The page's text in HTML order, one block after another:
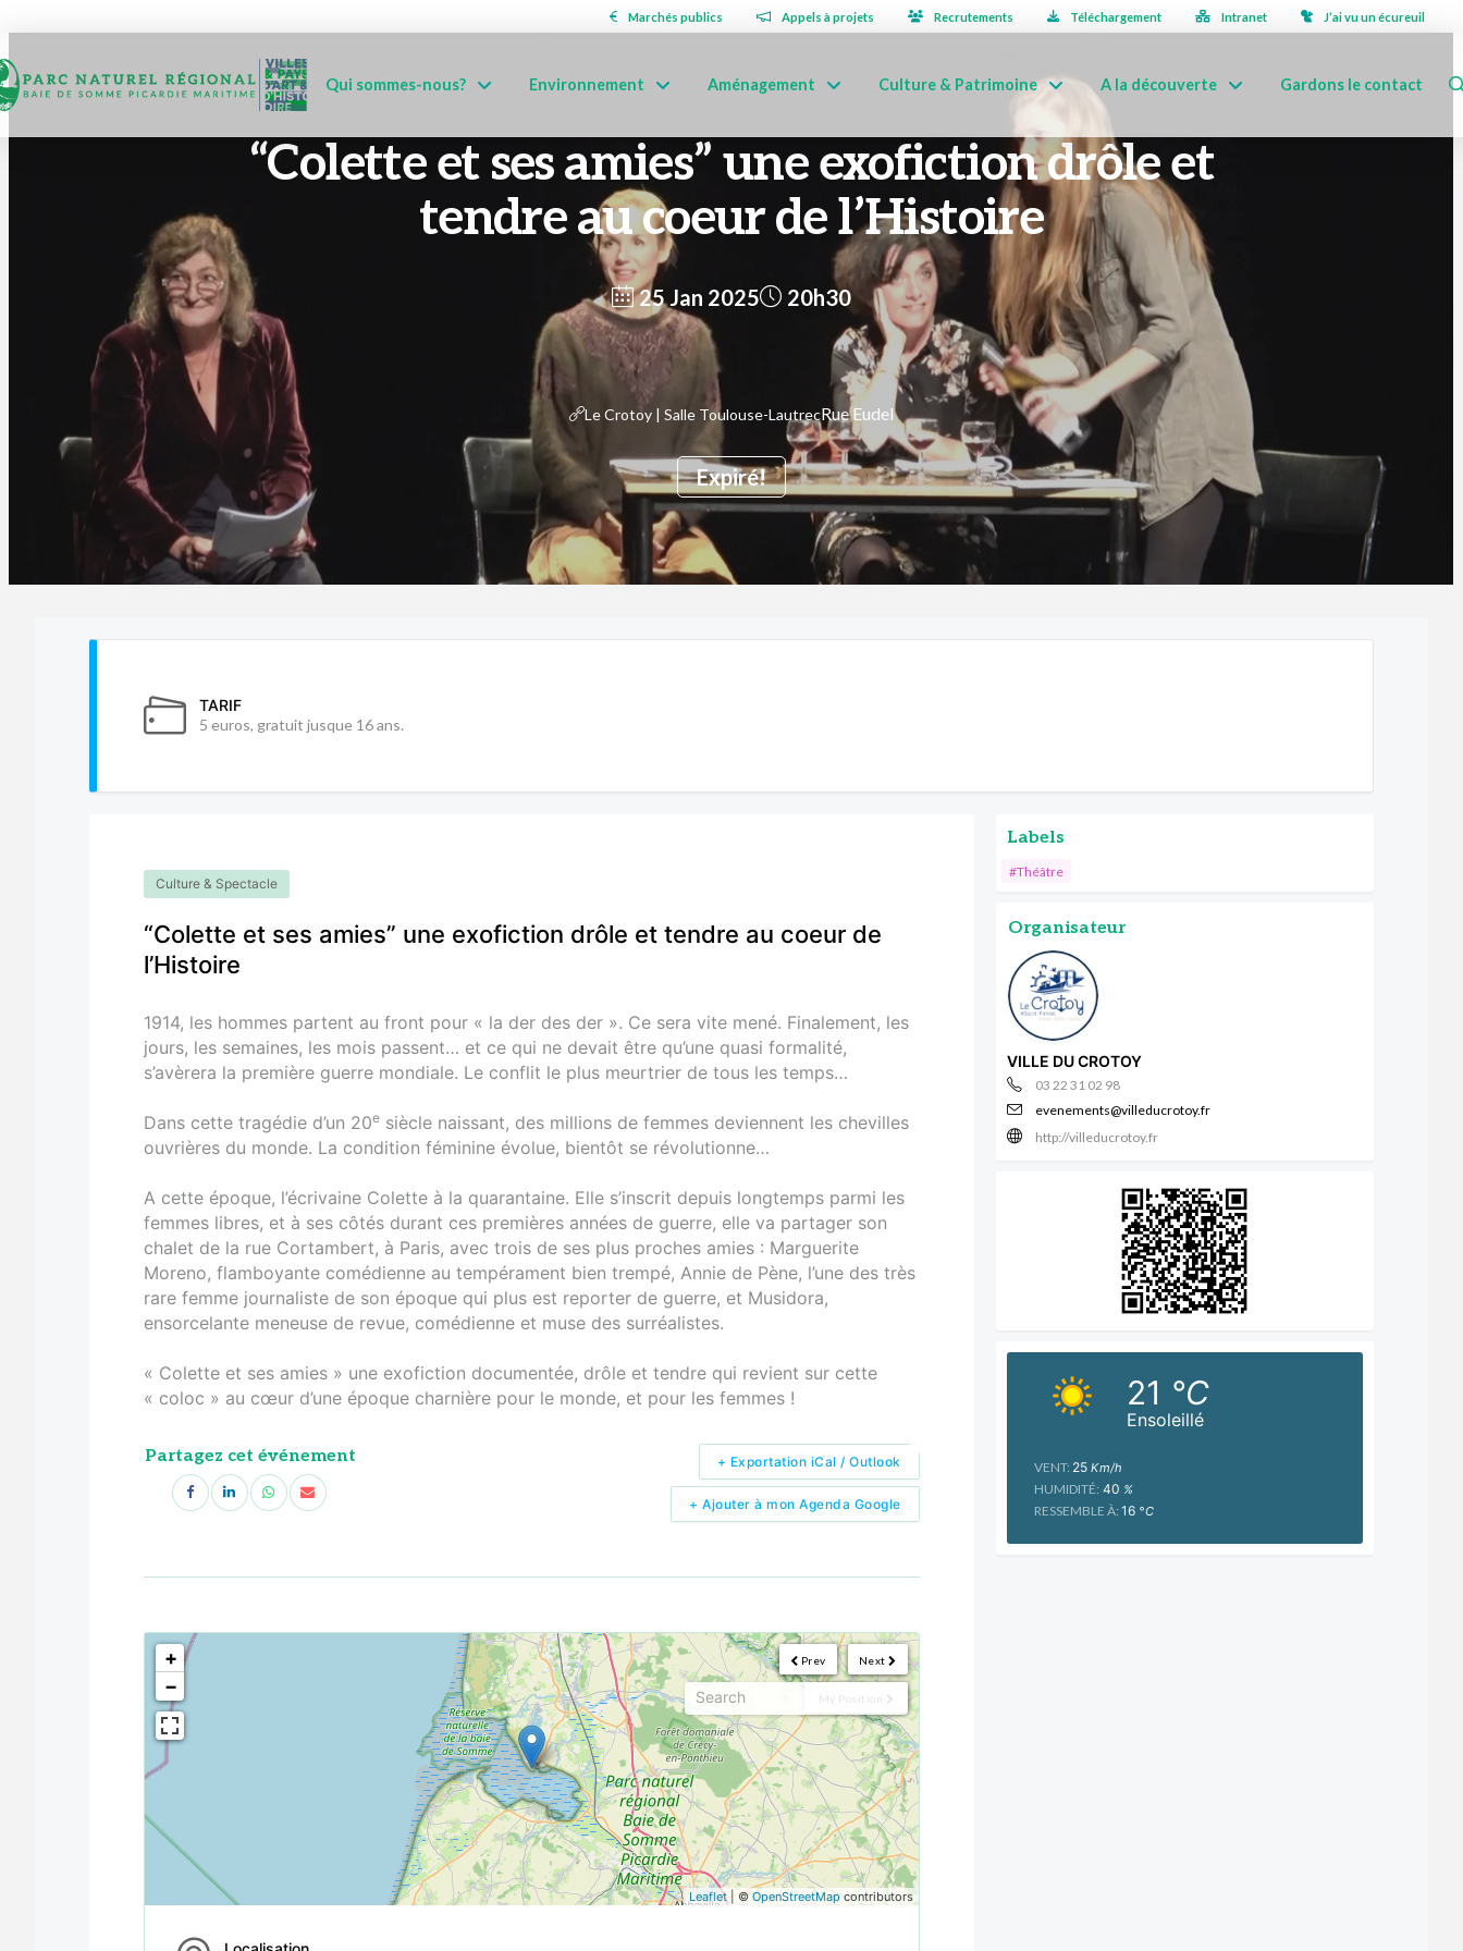
Marchés publics Appels à projets Recrutements Téléchargement Intranet J’ai vu un écureuil
Qui sommes-nous? Environnement Aménagement Culture & Patrimoine A la découverte Gardons le contact
“Colette et ses amies” une exofiction drôle et
tendre au coeur de l’Histoire
25 Jan 2025
Expiré!
20h30
Le Crotoy | Salle Toulouse-LautrecRue Eudel
TARIF
5 euros, gratuit jusque 16 ans.
Culture & Spectacle
“Colette et ses amies” une exofiction drôle et tendre au coeur de
l’Histoire
1914, les hommes partent au front pour « la der des der ». Ce sera vite mené. Finalement, les
jours, les semaines, les mois passent… et ce qui ne devait être qu’une quasi formalité,
s’avèrera la première guerre mondiale. Le conflit le plus meurtrier de tous les temps…
Dans cette tragédie d’un 20e siècle naissant, des millions de femmes deviennent les chevilles
ouvrières du monde. La condition féminine évolue, bientôt se révolutionne…
A cette époque, l’écrivaine Colette à la quarantaine. Elle s’inscrit depuis longtemps parmi les
femmes libres, et à ses côtés durant ces premières années de guerre, elle va partager son
chalet de la rue Cortambert, à Paris, avec trois de ses plus proches amies : Marguerite
Moreno, flamboyante comédienne au tempérament bien trempé, Annie de Pène, l’une des très
rare femme journaliste de son époque qui plus est reporter de guerre, et Musidora,
ensorcelante meneuse de revue, comédienne et muse des surréalistes.
« Colette et ses amies » une exofiction documentée, drôle et tendre qui revient sur cette
« coloc » au cœur d’une époque charnière pour le monde, et pour les femmes !
Partagez cet événement
+ Ajouter à mon Agenda Google
+ Exportation iCal / Outlook
Next
Prev
My Position
<!---->
+
−
Leaflet| © OpenStreetMap contributors
Labels
#Théâtre
Organisateur
VILLE DU CROTOY
03 22 31 02 98
evenements@villeducrotoy.fr
http://villeducrotoy.fr
Ensoleillé
21 °C
VENT: 25Km/h
HUMIDITÉ: 40 %
RESSEMBLE À: 16°C